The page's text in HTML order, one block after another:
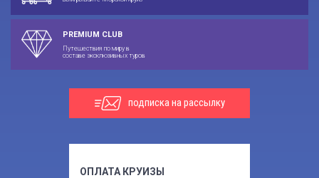
PREMIUM CLUB
Путешествия по миру в
составе эксклюзивных туров
подписка на рассылку
ОПЛАТА КРУИЗЫ